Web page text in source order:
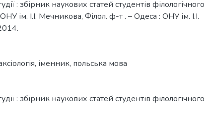
: збірник наукових статей студентів філологічного
ім. І.І. Мечникова, Філол. ф-т . – Одеса : ОНУ ім. І.І.
, іменник, польська мова
: збірник наукових статей студентів філологічного